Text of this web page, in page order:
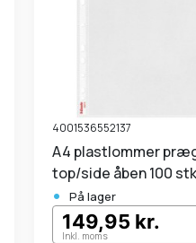
4001536552137
A4 plastlommer præget
top/side åben 100 stk
• På lager
149,95 kr.
Inkl. moms